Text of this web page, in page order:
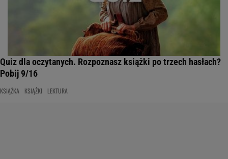
Quiz dla oczytanych. Rozpoznasz książki po trzech hasłach?
Pobij 9/16
KSIĄŻKA KSIĄŻKI LEKTURA